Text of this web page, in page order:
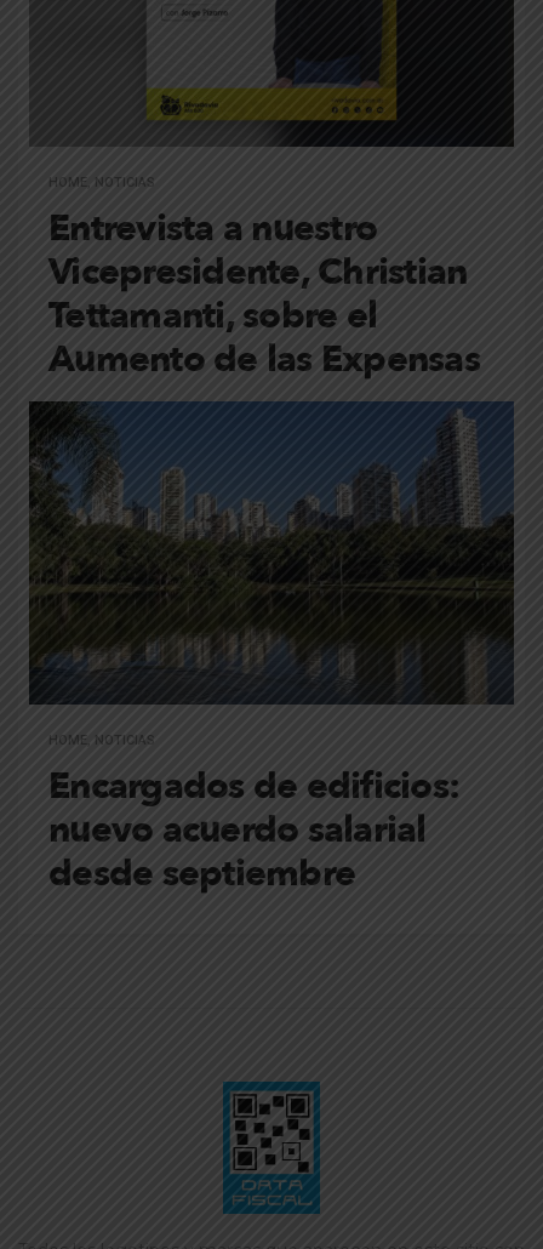
HOME NOTICIAS
Entrevista a nuestro
Vicepresidente, Christian
Tettamanti, sobre el
Aumento de las Expensas
HOME NOTICIAS
Encargados de edificios:
nuevo acuerdo salarial
desde septiembre